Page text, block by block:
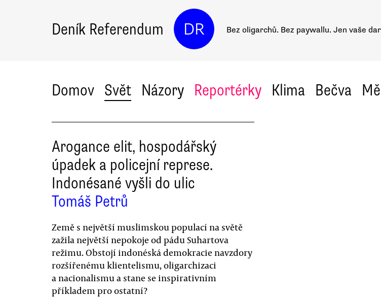
Deník Referendum DR Bez oligarchů. Bez paywallu. Jen vaše
Domov Svět Názory Reportérky Klima Bečva
Arogance elit, hospodářský
úpadek a policejní represe.
Indonésané vyšli do ulic
Tomáš Petrů
Země s největší muslimskou populací na světě
zažila největší nepokoje od pádu Suhartova
režimu. Obstojí indonéská demokracie navzdory
rozšířenému klientelismu, oligarchizaci
a nacionalismu a stane se inspirativním
příkladem pro ostatní?